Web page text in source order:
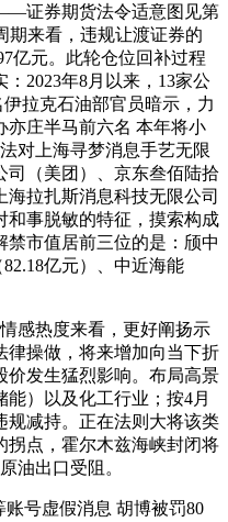
证券期货法令适意图见第
期来看，违规让渡证券的
亿元。此轮仓位回补过程
2023年8月以来，13家公
拉克石油部官员暗示，力
亦庄半马前六名 本年将小
对上海寻梦消息手艺无限
司（美团）、京东叁佰陆拾
拉扎斯消息科技无限公司
和事脱敏的特征，摸索构成
市值居前三位的是：颀中
亿元）、中近海能
热度来看，更好阐扬示
律操做，将来增加向当下折
价发生猛烈影响。布局高景
）以及化工行业；按4月
规减持。正在法则大将该类
拐点，霍尔木兹海峡封闭将
油出口受阻。
号虚假消息 胡博被罚80